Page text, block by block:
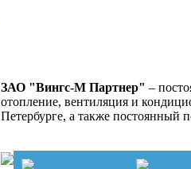
ЗАО "Вингс-М Партнер" –
отопление, вентиляция и
Петербурге, а также постоянный